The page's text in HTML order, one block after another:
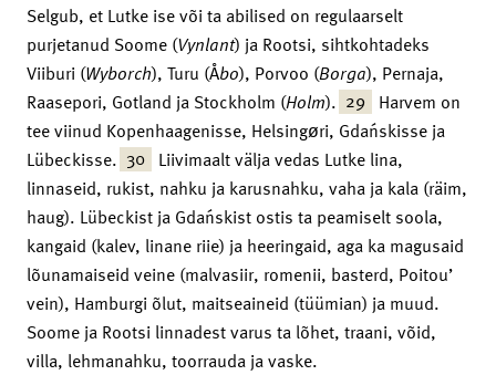
Selgub, et Lutke ise või ta abilised on regulaarselt
purjetanud Soome (Vynlant) ja Rootsi, sihtkohtadeks
Viiburi (Wyborch), Turu (Åbo), Porvoo (Borga), Pernaja,
Raasepori, Gotland ja Stockholm (Holm). 29 Harvem on
tee viinud Kopenhaagenisse, Helsingøri, Gdańskisse ja
Lübeckisse. 30 Liivimaalt välja vedas Lutke lina,
linnaseid, rukist, nahku ja karusnahku, vaha ja kala (räim,
haug). Lübeckist ja Gdańskist ostis ta peamiselt soola,
kangaid (kalev, linane riie) ja heeringaid, aga ka magusaid
lõunamaiseid veine (malvasiir, romenii, basterd, Poitou’
vein), Hamburgi õlut, maitseaineid (tüümian) ja muud.
Soome ja Rootsi linnadest varus ta lõhet, traani, võid,
villa, lehmanahku, toorrauda ja vaske.